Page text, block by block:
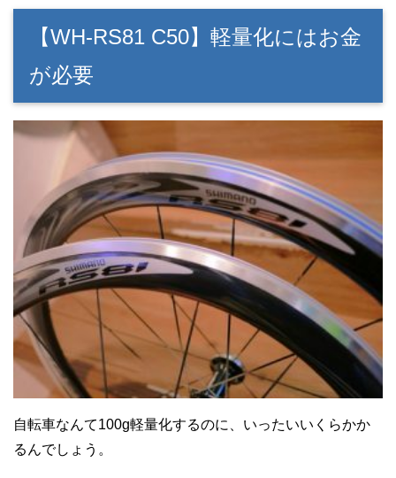
【WH-RS81 C50】軽量化にはお金
が必要
自転車なんて100g軽量化するのに、いったいいくらかか
るんでしょう。